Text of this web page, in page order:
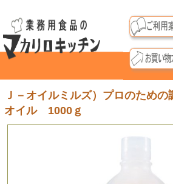
Ｊ－オイルミルズ）プロのため
オイル 1000ｇ